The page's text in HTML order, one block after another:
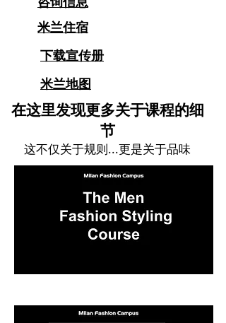
米兰住宿
下载宣传册
米兰地图
在这里发现更多关于课程的细
节
这不仅关于规则...更是关于品味